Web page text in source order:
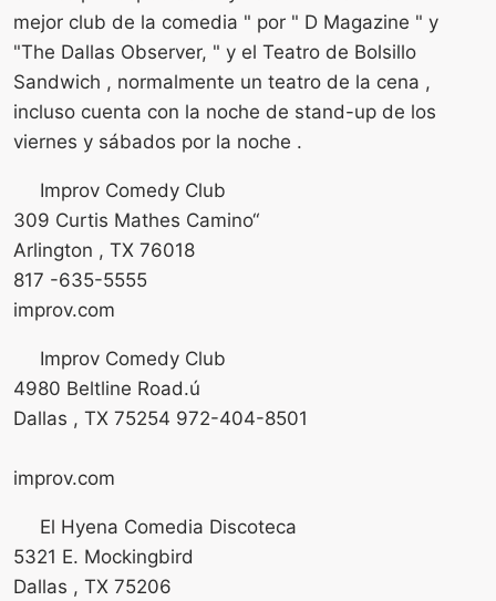
mejor club de la comedia " por " D Magazine " y
"The Dallas Observer, " y el Teatro de Bolsillo
Sandwich , normalmente un teatro de la cena ,
incluso cuenta con la noche de stand-up de los
viernes y sábados por la noche .
Improv Comedy Club
309 Curtis Mathes Camino“
Arlington , TX 76018
817 -635-5555
improv.com
Improv Comedy Club
4980 Beltline Road.ú
Dallas , TX 75254 972-404-8501
improv.com
El Hyena Comedia Discoteca
5321 E. Mockingbird
Dallas , TX 75206